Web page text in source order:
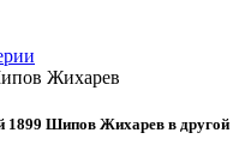
Жихарев
1899 Шипов Жихарев в другой